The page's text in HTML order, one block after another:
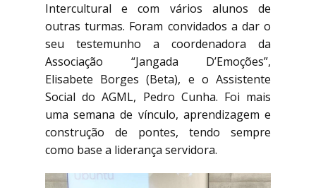
Intercultural e com vários alunos de
outras turmas. Foram convidados a dar o
seu testemunho a coordenadora da
Associação “Jangada D’Emoções”,
Elisabete Borges (Beta), e o Assistente
Social do AGML, Pedro Cunha. Foi mais
uma semana de vínculo, aprendizagem e
construção de pontes, tendo sempre
como base a liderança servidora.